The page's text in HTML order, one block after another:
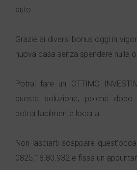
auto.
Grazie ai diversi bonus oggi in
nuova casa senza spendere nulla
Potrai fare un OTTIMO
questa soluzione, poiché dopo
potrai facilmente locarla.
Non lasciarti scappare
0825.18.80.932 e fissa un